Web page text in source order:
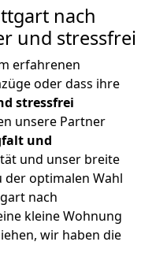
nach
und stressfrei
erfahrenen
oder dass ihre
stressfrei
unsere Partner
und
und unser breite
der optimalen Wahl
nach
kleine Wohnung
wir haben die